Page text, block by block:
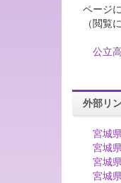
ページ
（閲覧
公立
外部リ
宮城県
宮城
宮城
宮城